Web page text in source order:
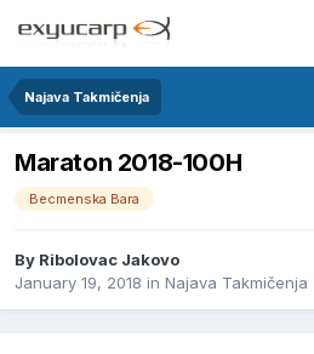
Najava Takmičenja
Maraton 2018-100H
Becmenska Bara
By Ribolovac Jakovo
January 19, 2018 in Najava Takmičenja